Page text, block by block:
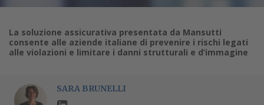
La soluzione assicurativa presentata da Mansutti
consente alle aziende italiane di prevenire i rischi legati
alle violazioni e limitare i danni strutturali e d’immagine
SARA BRUNELLI